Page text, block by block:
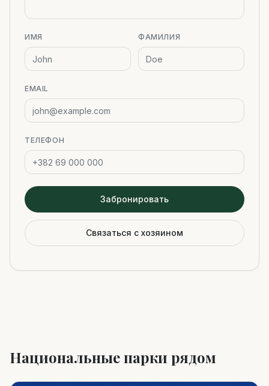
ИМЯ ФАМИЛИЯ
EMAIL
ТЕЛЕФОН
Забронировать
Связаться с хозяином
Национальные парки рядом